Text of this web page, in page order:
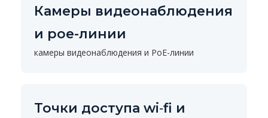
Камеры видеонаблюдения
и poe-линии
камеры видеонаблюдения и PoE-линии
Точки доступа wi‑fi и